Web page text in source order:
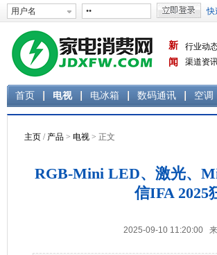
新
闻
行业动
渠道资
首页 电视 电冰箱 数码通讯 空调
主页 / 产品 > 电视 > 正文
RGB-Mini LED、激光、
信IFA 2025
2025-09-10 11:20:00